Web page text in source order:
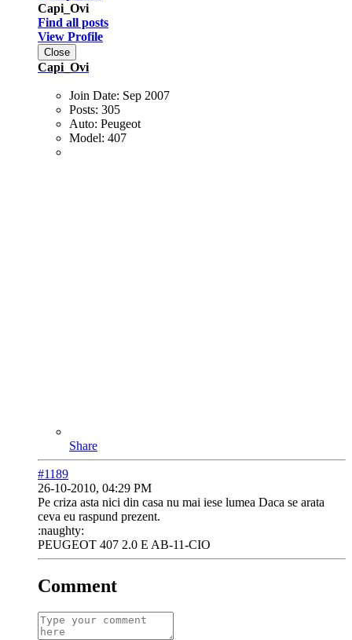
Capi_Ovi
Find all posts
View Profile
Close
Capi_Ovi
Join Date: Sep 2007
Posts: 305
Auto: Peugeot
Model: 407
Share
#1189
26-10-2010, 04:29 PM
Pe criza asta nici din casa nu mai iese lumea Daca se arata
ceva eu raspund prezent.
:naughty:
PEUGEOT 407 2.0 E AB-11-CIO
Comment